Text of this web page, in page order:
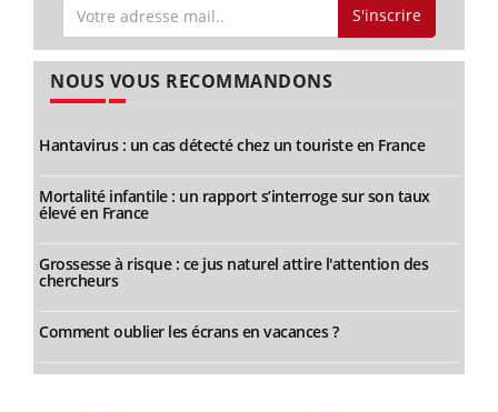
S'inscrire
NOUS VOUS RECOMMANDONS
Hantavirus : un cas détecté chez un touriste en France
Mortalité infantile : un rapport s’interroge sur son taux
élevé en France
Grossesse à risque : ce jus naturel attire l'attention des
chercheurs
Comment oublier les écrans en vacances ?